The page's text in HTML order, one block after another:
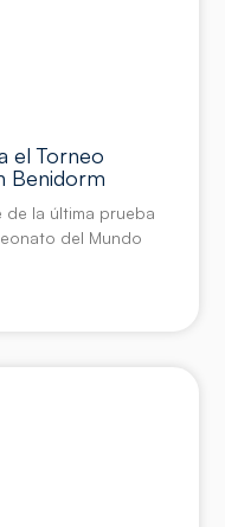
el Torneo
Benidorm
de la última prueba
del Mundo